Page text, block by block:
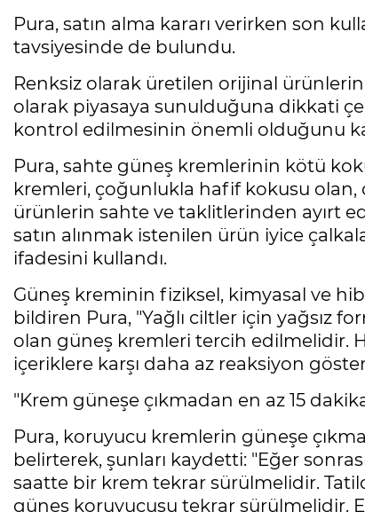
Pura, satın alma kararı verirken son
tavsiyesinde de bulundu.
Renksiz olarak üretilen orijinal
olarak piyasaya sunulduğuna dikkati
kontrol edilmesinin önemli olduğunu
Pura, sahte güneş kremlerinin kötü
kremleri, çoğunlukla hafif kokusu
ürünlerin sahte ve taklitlerinden ayırt
satın alınmak istenilen ürün iyice
ifadesini kullandı.
Güneş kreminin fiziksel, kimyasal ve
bildiren Pura, "Yağlı ciltler için yağsız
olan güneş kremleri tercih edilmelidir.
içeriklere karşı daha az reaksiyon
"Krem güneşe çıkmadan en az 15
Pura, koruyucu kremlerin güneşe
belirterek, şunları kaydetti: "Eğer
saatte bir krem tekrar sürülmelidir.
güneş koruyucusu tekrar sürülmelidir.